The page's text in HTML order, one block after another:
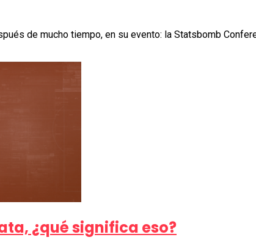
de mucho tiempo, en su evento: la Statsbomb
¿qué significa eso?